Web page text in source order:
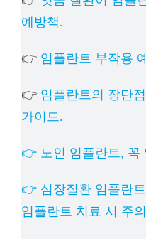
예방책.
👉 임플란트 부작용
👉 임플란트의 장단
가이드.
👉 노인 임플란트, 꼭
👉 심장질환 임플란
임플란트 치료 시 주